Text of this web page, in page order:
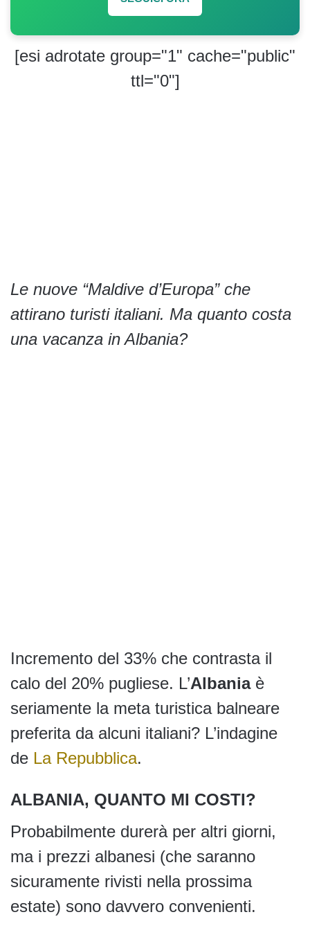
[esi adrotate group="1" cache="public"
ttl="0"]
Le nuove “Maldive d’Europa” che
attirano turisti italiani. Ma quanto costa
una vacanza in Albania?
Incremento del 33% che contrasta il
calo del 20% pugliese. L’Albaniaè
seriamente la meta turistica balneare
preferita da alcuni italiani? L’indagine
de La Repubblica.
ALBANIA, QUANTO MI COSTI?
Probabilmente durerà per altri giorni,
ma i prezzi albanesi (che saranno
sicuramente rivisti nella prossima
estate) sono davvero convenienti.